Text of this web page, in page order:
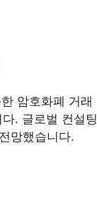
암호화폐 거래
. 글로벌 컨설팅
망했습니다.